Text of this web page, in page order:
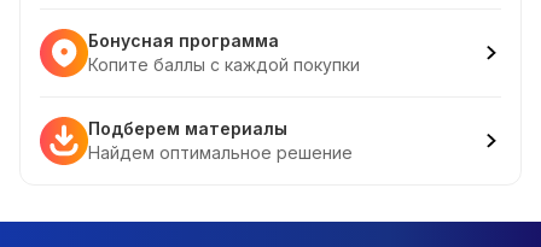
Бонусная программа
Копите баллы с каждой покупки
Подберем материалы
Найдем оптимальное решение